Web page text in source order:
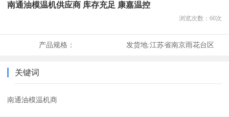
南通油模温机供应商 库存充足 康嘉温控
浏览次数： 60次
产品规格： 发货地:江苏省南京雨花台区
关键词
南通油模温机商